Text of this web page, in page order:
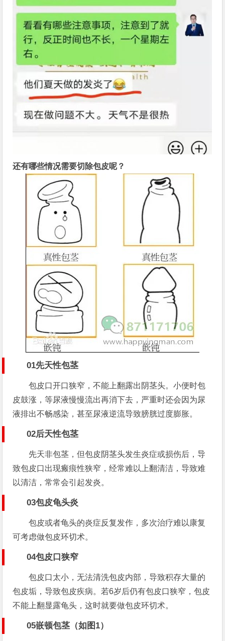
还有哪些情况需要切除包皮呢？
01先天性包茎
包皮口开口狭窄，不能上翻露出阴茎头。小便时包
皮鼓涨，等尿液慢慢流出再消下去，严重时还会因为尿
液排出不畅感染，甚至尿液逆流导致膀胱过度膨胀。
02后天性包茎
先天非包茎，但包皮阴茎头发生炎症或损伤后，导
致包皮口出现瘢痕性狭窄，经常难以上翻清洁，导致难
以清洁，常常会引起发炎。
03包皮龟头炎
包皮或者龟头的炎症反复发作，多次治疗难以康复
可考虑做包皮环切术。
04包皮口狭窄
包皮口太小，无法清洗包皮内部，导致积存大量的
包皮垢，导致包皮疾病。若6岁后仍有包皮口狭窄，包皮
不能上翻显露龟头，这时就要做包皮环切术。
05嵌顿包茎（如图1）